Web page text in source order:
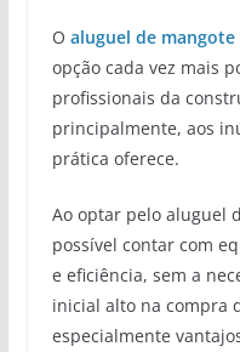
O aluguel de
opção cada vez mais
profissionais da
principalmente, aos
prática oferece.
Ao optar pelo aluguel
possível contar com
e eficiência, sem a
inicial alto na compra
especialmente